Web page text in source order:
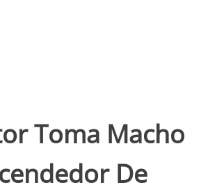
Toma Macho
De